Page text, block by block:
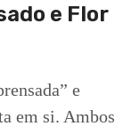
e Flor
e
em si. Ambos